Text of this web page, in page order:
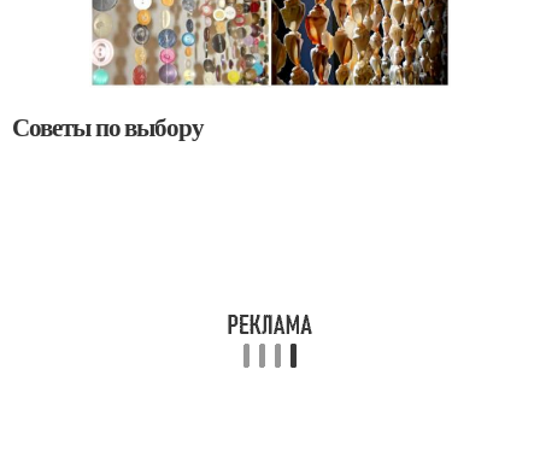
Советы по выбору